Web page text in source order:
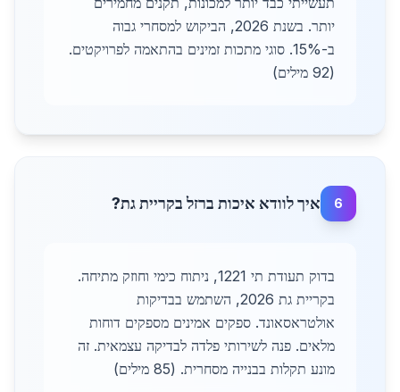
יותר. בשנת 2026, הביקוש למסחרי גבוה
ב-15%. סוגי מתכות זמינים בהתאמה לפרויקטים.
(92 מילים)
6 איך לוודא איכות ברזל בקריית גת?
בדוק תעודת תי 1221, ניתוח כימי וחוזק מתיחה.
בקריית גת 2026, השתמש בבדיקות
אולטראסאונד. ספקים אמינים מספקים דוחות
מלאים. פנה לשירותי פלדה לבדיקה עצמאית. זה
מונע תקלות בבנייה מסחרית. (85 מילים)